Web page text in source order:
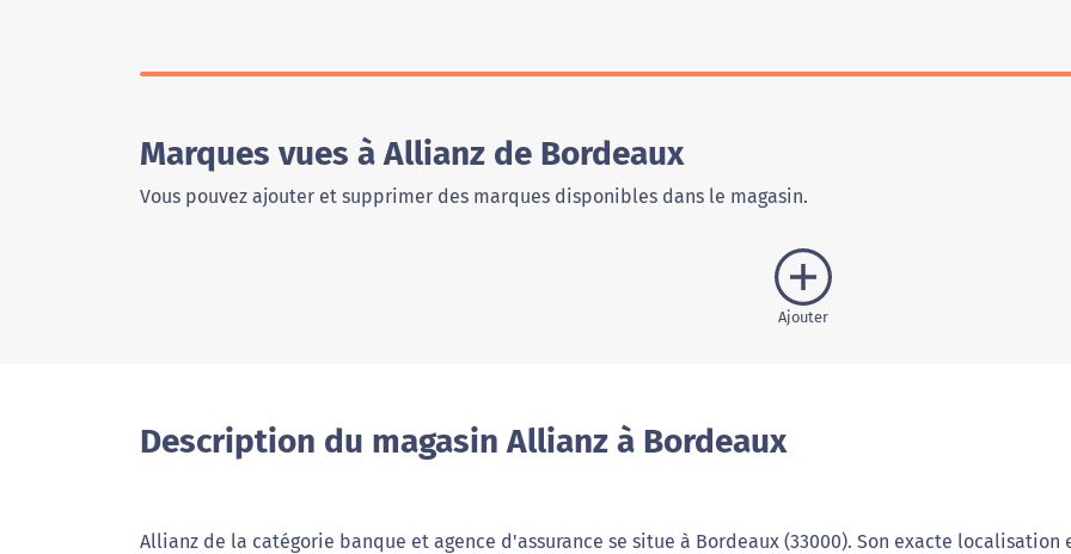
Marques vues à Allianz de Bordeaux
Vous pouvez ajouter et supprimer des marques disponibles dans le magasin.
Ajouter
Description du magasin Allianz à Bordeaux
Allianz de la catégorie banque et agence d'assurance se situe à Bordeaux (33000). Son exacte localisation